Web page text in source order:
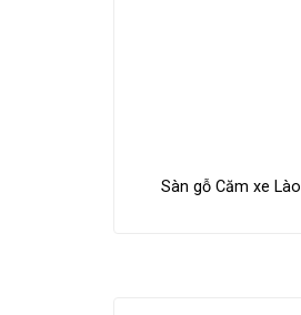
Sàn gỗ Căm xe Lào